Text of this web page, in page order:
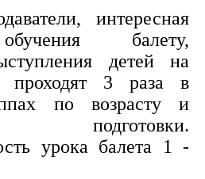
интересная
балету,
детей на
проходят 3 раза в
по возрасту и
урока балета 1 -